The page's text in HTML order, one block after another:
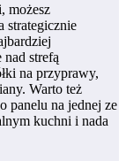
możesz
strategicznie
strefą
na przyprawy,
Warto też
panelu na jednej ze
kuchni i nada